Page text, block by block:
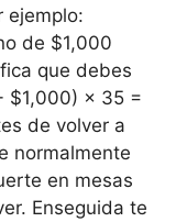
ejemplo:
de $1,000
que debes
$1,000) × 35 =
de volver a
normalmente
en mesas
Enseguida te